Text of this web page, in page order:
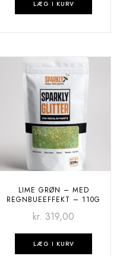
LÆG I KURV
LIME GRØN – MED
REGNBUEEFFEKT – 110G
kr. 319,00
LÆG I KURV